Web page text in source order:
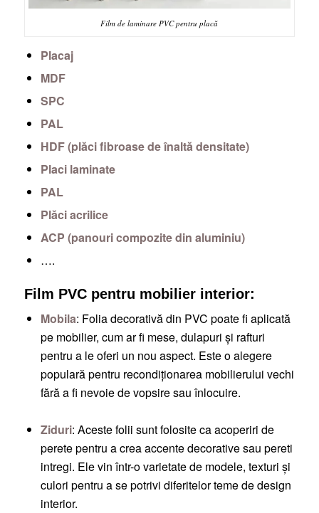
Film de laminare PVC pentru placă
Placaj
MDF
SPC
PAL
HDF (plăci fibroase de înaltă densitate)
Placi laminate
PAL
Plăci acrilice
ACP (panouri compozite din aluminiu)
….
Film PVC pentru mobilier interior:
Mobila: Folia decorativă din PVC poate fi aplicată
pe mobilier, cum ar fi mese, dulapuri și rafturi
pentru a le oferi un nou aspect. Este o alegere
populară pentru recondiționarea mobilierului vechi
fără a fi nevoie de vopsire sau înlocuire.
Ziduri: Aceste folii sunt folosite ca acoperiri de
perete pentru a crea accente decorative sau pereti
intregi. Ele vin într-o varietate de modele, texturi și
culori pentru a se potrivi diferitelor teme de design
interior.